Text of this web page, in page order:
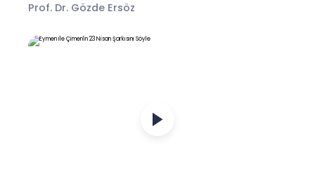
Prof. Dr. Gözde Ersöz